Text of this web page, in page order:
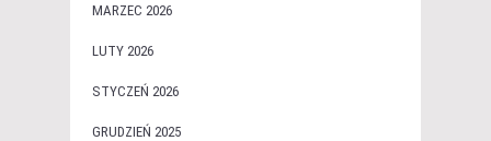
MARZEC 2026
LUTY 2026
STYCZEŃ 2026
GRUDZIEŃ 2025